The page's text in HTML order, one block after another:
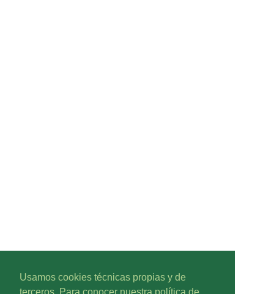
Usamos cookies técnicas propias y de